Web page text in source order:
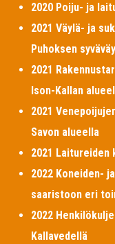
2020 Poiju- ja
2021 Väylä- ja
Puhoksen
2021
Ison-Kallan
2021
Savon alueella
2021
2022 Koneiden-
saaristoon eri
2022
Kallavedellä